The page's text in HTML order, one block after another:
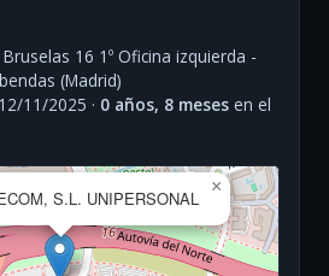
16 1º Oficina izquierda -
(Madrid)
11/2025 · 0 años, 8 meses en el
S.L. UNIPERSONAL
×